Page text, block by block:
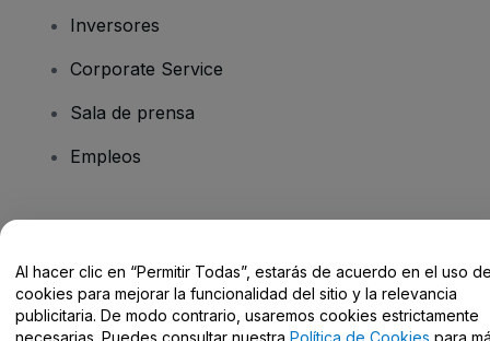
Inversores
Corporate Service
Sala de prensa
Empleos
Centro de Ayuda / Contacto
Al hacer clic en “Permitir Todas”, estarás de acuerdo en el uso
cookies para mejorar la funcionalidad del sitio y la relevancia
publicitaria. De modo contrario, usaremos cookies estrictamente
necesarias. Puedes consultar nuestra Política de Cookies para